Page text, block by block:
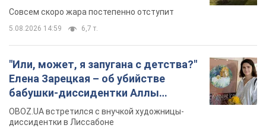
изменения погоды
Совсем скоро жара постепенно отступит
5.08.2026 14:59 6,7 т.
"Или, может, я запугана с детства?"
Елена Зарецкая – об убийстве
бабушки-диссидентки Аллы
Горской, критике сына Стуса и
бегстве в Португалию с пятью
OBOZ.UA встретился с внучкой художницы-
диссидентки в Лиссабоне